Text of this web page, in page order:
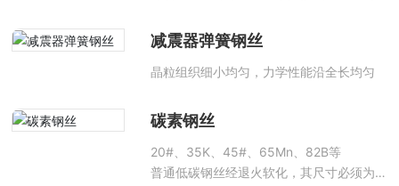
减震器弹簧钢丝
晶粒组织细小均匀，力学性能沿全长均匀
碳素钢丝
20#、35K、45#、65Mn、82B等
普通低碳钢丝经退火软化，其尺寸必须为